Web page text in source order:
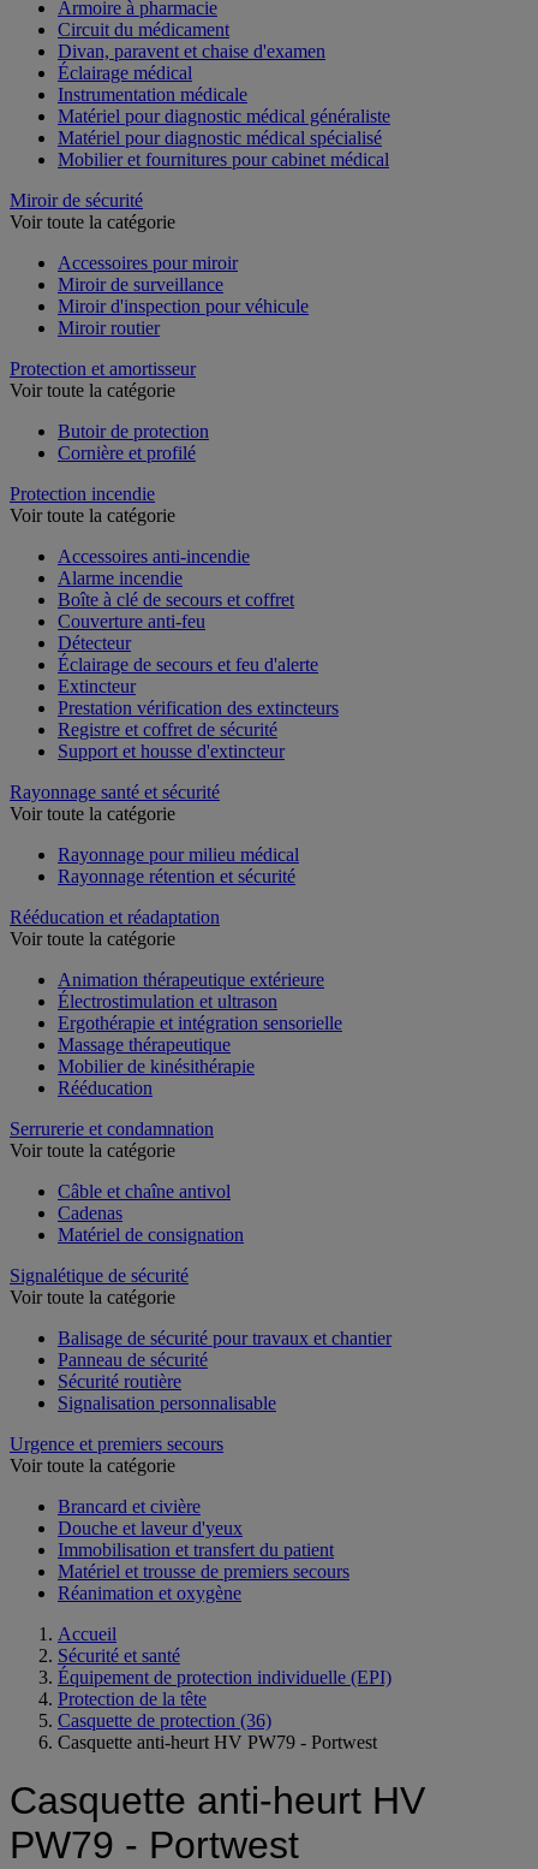
Armoire à pharmacie
Circuit du médicament
Divan, paravent et chaise d'examen
Éclairage médical
Instrumentation médicale
Matériel pour diagnostic médical généraliste
Matériel pour diagnostic médical spécialisé
Mobilier et fournitures pour cabinet médical
Miroir de sécurité
Voir toute la catégorie
Accessoires pour miroir
Miroir de surveillance
Miroir d'inspection pour véhicule
Miroir routier
Protection et amortisseur
Voir toute la catégorie
Butoir de protection
Cornière et profilé
Protection incendie
Voir toute la catégorie
Accessoires anti-incendie
Alarme incendie
Boîte à clé de secours et coffret
Couverture anti-feu
Détecteur
Éclairage de secours et feu d'alerte
Extincteur
Prestation vérification des extincteurs
Registre et coffret de sécurité
Support et housse d'extincteur
Rayonnage santé et sécurité
Voir toute la catégorie
Rayonnage pour milieu médical
Rayonnage rétention et sécurité
Rééducation et réadaptation
Voir toute la catégorie
Animation thérapeutique extérieure
Électrostimulation et ultrason
Ergothérapie et intégration sensorielle
Massage thérapeutique
Mobilier de kinésithérapie
Rééducation
Serrurerie et condamnation
Voir toute la catégorie
Câble et chaîne antivol
Cadenas
Matériel de consignation
Signalétique de sécurité
Voir toute la catégorie
Balisage de sécurité pour travaux et chantier
Panneau de sécurité
Sécurité routière
Signalisation personnalisable
Urgence et premiers secours
Voir toute la catégorie
Brancard et civière
Douche et laveur d'yeux
Immobilisation et transfert du patient
Matériel et trousse de premiers secours
Réanimation et oxygène
Accueil
Sécurité et santé
Équipement de protection individuelle (EPI)
Protection de la tête
Casquette de protection (36)
Casquette anti-heurt HV PW79 - Portwest
Casquette anti-heurt HV
PW79 - Portwest